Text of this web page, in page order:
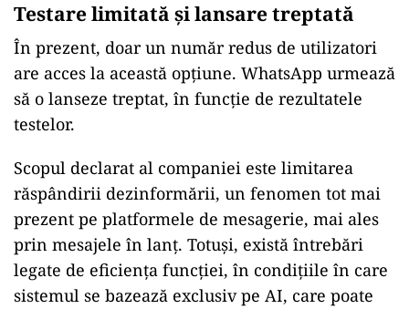
Testare limitată și lansare treptată
În prezent, doar un număr redus de utilizatori
are acces la această opțiune. WhatsApp urmează
să o lanseze treptat, în funcție de rezultatele
testelor.
Scopul declarat al companiei este limitarea
răspândirii dezinformării, un fenomen tot mai
prezent pe platformele de mesagerie, mai ales
prin mesajele în lanț. Totuși, există întrebări
legate de eficiența funcției, în condițiile în care
sistemul se bazează exclusiv pe AI, care poate